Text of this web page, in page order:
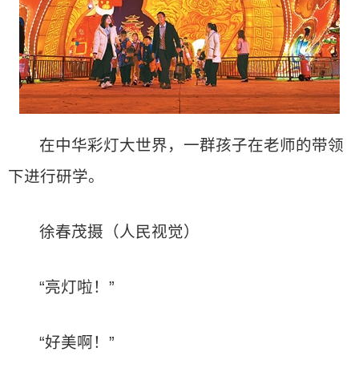
在中华彩灯大世界，一群孩子在老师的带领
下进行研学。
徐春茂摄（人民视觉）
“亮灯啦！”
“好美啊！”